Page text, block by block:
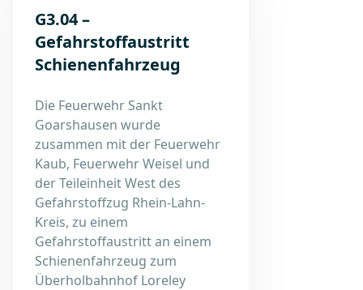
G3.04 –
Gefahrstoffaustritt
Schienenfahrzeug
Die Feuerwehr Sankt
Goarshausen wurde
zusammen mit der Feuerwehr
Kaub, Feuerwehr Weisel und
der Teileinheit West des
Gefahrstoffzug Rhein-Lahn-
Kreis, zu einem
Gefahrstoffaustritt an einem
Schienenfahrzeug zum
Überholbahnhof Loreley